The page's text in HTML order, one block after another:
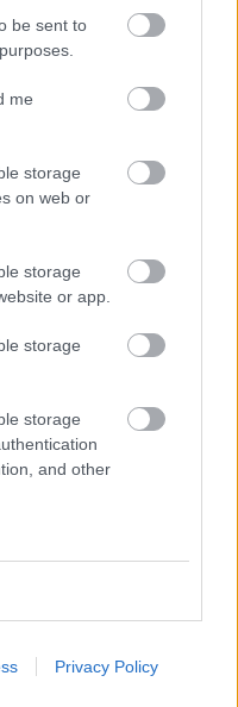
be sent to
me
storage
on web or
storage
or app.
storage
storage
and other
Privacy Policy
fontos dologra
reggeli tünetet ne
alá